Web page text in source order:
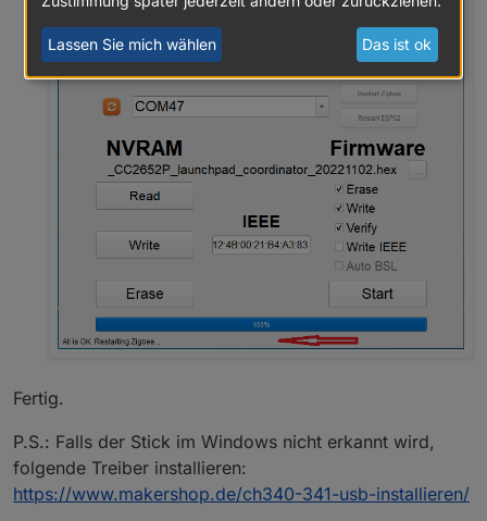
Fertig.
P.S.: Falls der Stick im Windows nicht erkannt wird,
folgende Treiber installieren:
https://www.makershop.de/ch340-341-usb-installieren/
Lassen Sie mich wählen Das ist ok